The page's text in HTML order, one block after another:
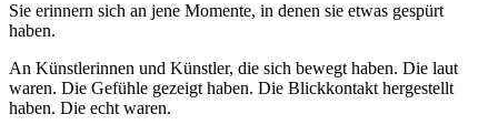
Sie erinnern sich an jene Momente, in denen sie etwas gespürt
haben.
An Künstlerinnen und Künstler, die sich bewegt haben. Die laut
waren. Die Gefühle gezeigt haben. Die Blickkontakt hergestellt
haben. Die echt waren.